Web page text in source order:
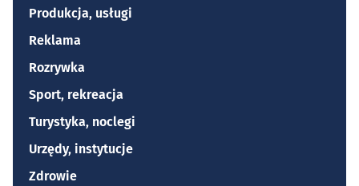
Produkcja, usługi
Reklama
Rozrywka
Sport, rekreacja
Turystyka, noclegi
Urzędy, instytucje
Zdrowie